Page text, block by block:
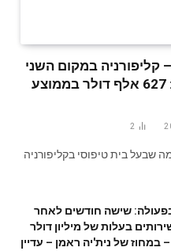
קליפורניה במקום השני
בערכי ההון העצמי על בתים: 627 אלף דולר בממוצע
2
שבעל בית טיפוסי בקליפורניה
שישה חודשים לאחר
בעלות של מיליון דולר
– במחוז של נית'יה ראמן – עדיין